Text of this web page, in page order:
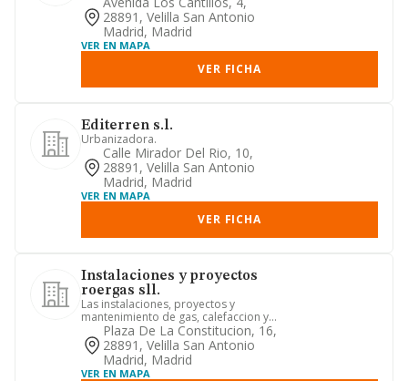
28891, Velilla San Antonio
Madrid, Madrid
VER EN MAPA
VER FICHA
Editerren s.l.
Urbanizadora.
Calle Mirador Del Rio, 10,
28891, Velilla San Antonio
Madrid, Madrid
VER EN MAPA
VER FICHA
Instalaciones y proyectos
roergas sll.
Las instalaciones, proyectos y
mantenimiento de gas, calefaccion y
aire acondicionado. la promocion...
Plaza De La Constitucion, 16,
28891, Velilla San Antonio
Madrid, Madrid
VER EN MAPA